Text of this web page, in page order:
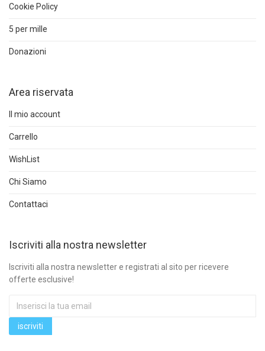
Cookie Policy
5 per mille
Donazioni
Area riservata
Il mio account
Carrello
WishList
Chi Siamo
Contattaci
Iscriviti alla nostra newsletter
Iscriviti alla nostra newsletter e registrati al sito per ricevere
offerte esclusive!